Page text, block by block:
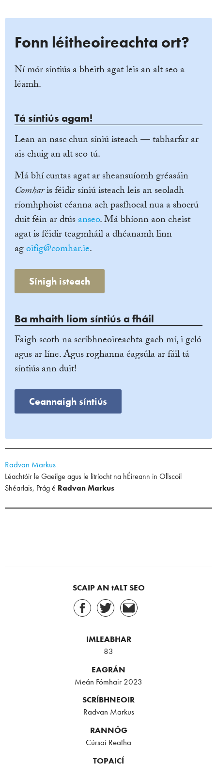
Fonn léitheoireachta ort?
Ní mór síntiús a bheith agat leis an alt seo a
léamh.
Tá síntiús agam!
Lean an nasc chun síniú isteach — tabharfar ar
ais chuig an alt seo tú.
Má bhí cuntas agat ar sheansuíomh gréasáin
Comharis féidir síniú isteach leis an seoladh
ríomhphoist céanna ach pasfhocal nua a shocrú
duit féin ar dtúsanseo. Má bhíonn aon cheist
agat is féidir teagmháil a dhéanamh linn
agoifig@comhar.ie.
Sínigh isteach
Ba mhaith liom síntiús a fháil
Faigh scoth na scríbhneoireachta gach mí, i gcló
agus ar líne. Agus roghanna éagsúla ar fáil tá
síntiús ann duit!
Ceannaigh síntiús
Radvan Markus
Léachtóir le Gaeilge agus le litríocht na hÉireann in Ollscoil
Shéarlais, Prág é Radvan Markus
SCAIP AN tALT SEO
IMLEABHAR
83
EAGRÁN
Meán Fómhair 2023
SCRÍBHNEOIR
Radvan Markus
RANNÓG
Cúrsaí Reatha
TOPAICÍ